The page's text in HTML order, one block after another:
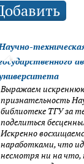
Отзыв
Выражаем
признательность
библиотеке ТГУ за
поделиться
Искренно
наработками, что
несмотря ни на что,